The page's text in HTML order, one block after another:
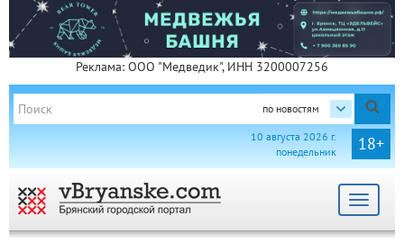
Реклама: ООО "Медведик", ИНН 3200007256
по новостям
18+
10 августа 2026 г.
понедельник
Toggle